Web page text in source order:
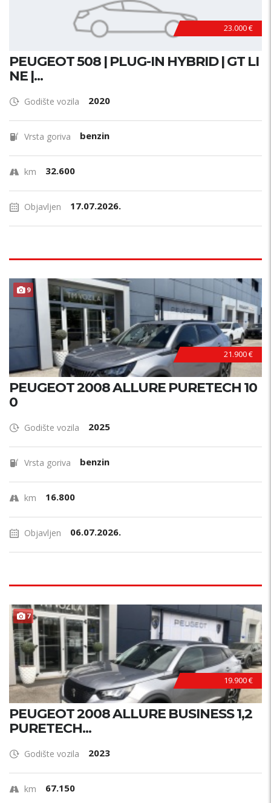
23.000 €
PEUGEOT 508 | PLUG-IN HYBRID | GT LI
NE |...
Godište vozila 2020
Vrsta goriva benzin
km 32.600
Objavljen 17.07.2026.
9
21.900 €
PEUGEOT 2008 ALLURE PURETECH 10
0
Godište vozila 2025
Vrsta goriva benzin
km 16.800
Objavljen 06.07.2026.
7
19.900 €
PEUGEOT 2008 ALLURE BUSINESS 1,2
PURETECH...
Godište vozila 2023
km 67.150